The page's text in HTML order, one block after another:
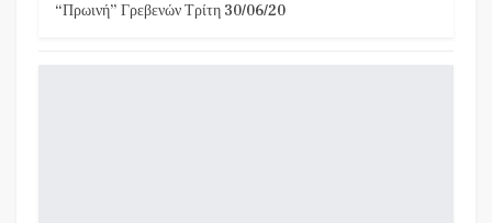
“Πρωινή” Γρεβενών Τρίτη 30/06/20